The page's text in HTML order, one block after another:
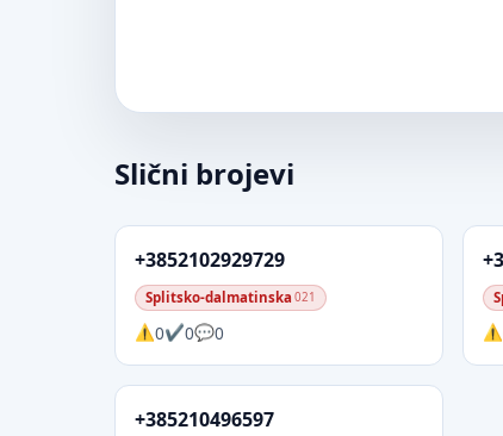
Slični brojevi
+3852102929729
Splitsko-dalmatinska 021
0 0 0
+385210496597